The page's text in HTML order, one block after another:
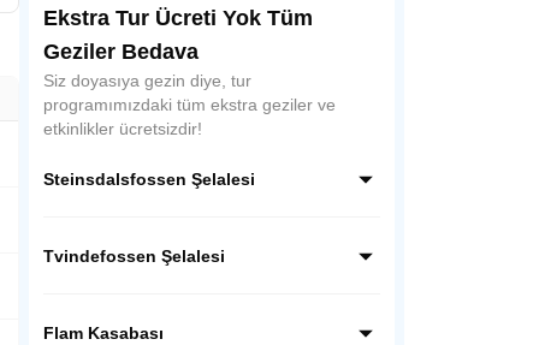
Ekstra Tur Ücreti Yok Tüm
Geziler Bedava
Siz doyasıya gezin diye, tur
programımızdaki tüm ekstra geziler ve
etkinlikler ücretsizdir!
Steinsdalsfossen Şelalesi
Şelalesi, Hardenger fiyortu boyunca eşsiz
Tvindefossen Şelalesi
Şelalesi, ülkenin en önemli doğal turistik
Flam Kasabası